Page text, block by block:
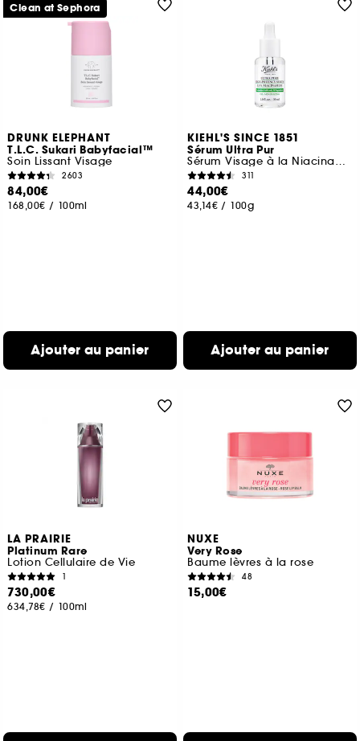
DRUNK ELEPHANT
T.L.C. Sukari Babyfacial™
Soin Lissant Visage
2603
84,00€
168,00€ / 100ml
Ajouter au panier
Clean at Sephora
KIEHL'S SINCE 1851
Sérum Ultra Pur
Sérum Visage à la Niacinamide
311
44,00€
43,14€ / 100g
Ajouter au panier
LA PRAIRIE
Platinum Rare
Lotion Cellulaire de Vie
1
730,00€
634,78€ / 100ml
NUXE
Very Rose
Baume lèvres à la rose
48
15,00€